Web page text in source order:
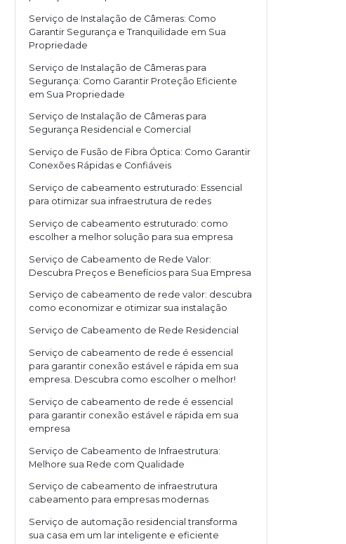
Serviço de Instalação de Câmeras: Como
Garantir Segurança e Tranquilidade em Sua
Propriedade
Serviço de Instalação de Câmeras para
Segurança: Como Garantir Proteção Eficiente
em Sua Propriedade
Serviço de Instalação de Câmeras para
Segurança Residencial e Comercial
Serviço de Fusão de Fibra Óptica: Como Garantir
Conexões Rápidas e Confiáveis
Serviço de cabeamento estruturado: Essencial
para otimizar sua infraestrutura de redes
Serviço de cabeamento estruturado: como
escolher a melhor solução para sua empresa
Serviço de Cabeamento de Rede Valor:
Descubra Preços e Benefícios para Sua Empresa
Serviço de cabeamento de rede valor: descubra
como economizar e otimizar sua instalação
Serviço de Cabeamento de Rede Residencial
Serviço de cabeamento de rede é essencial
para garantir conexão estável e rápida em sua
empresa. Descubra como escolher o melhor!
Serviço de cabeamento de rede é essencial
para garantir conexão estável e rápida em sua
empresa
Serviço de Cabeamento de Infraestrutura:
Melhore sua Rede com Qualidade
Serviço de cabeamento de infraestrutura
cabeamento para empresas modernas
Serviço de automação residencial transforma
sua casa em um lar inteligente e eficiente